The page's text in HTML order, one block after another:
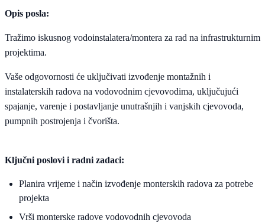
Opis posla:
Tražimo iskusnog vodoinstalatera/montera za rad na infrastrukturnim
projektima.
Vaše odgovornosti će uključivati izvođenje montažnih i
instalaterskih radova na vodovodnim cjevovodima, uključujući
spajanje, varenje i postavljanje unutrašnjih i vanjskih cjevovoda,
pumpnih postrojenja i čvorišta.
Ključni poslovi i radni zadaci:
Planira vrijeme i način izvođenje monterskih radova za potrebe
projekta
Vrši monterske radove vodovodnih cjevovoda